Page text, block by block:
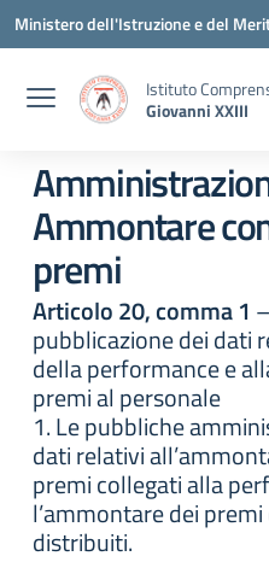
Vai ai contenuti
Vai al menu di navigazione
Vai al footer
Ministero dell'Istruzione e del
Istituto
Giovanni XXIII
Ammontare
premi
Articolo 20, comma 1
pubblicazione dei dati
della performance e
premi al personale
1. Le pubbliche
dati relativi
premi collegati alla
l’ammontare dei
distribuiti.